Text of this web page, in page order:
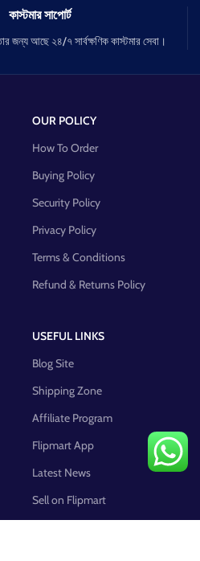
কাস্টমার সাপোর্ট
জন্য আছে ২৪/৭ সার্বক্ষণিক কাস্টমার সেবা।
OUR POLICY
How To Order
Buying Policy
Security Policy
Privacy Policy
Terms & Conditions
Refund & Returns Policy
USEFUL LINKS
Blog Site
Shipping Zone
Affiliate Program
Flipmart App
Latest News
Sell on Flipmart